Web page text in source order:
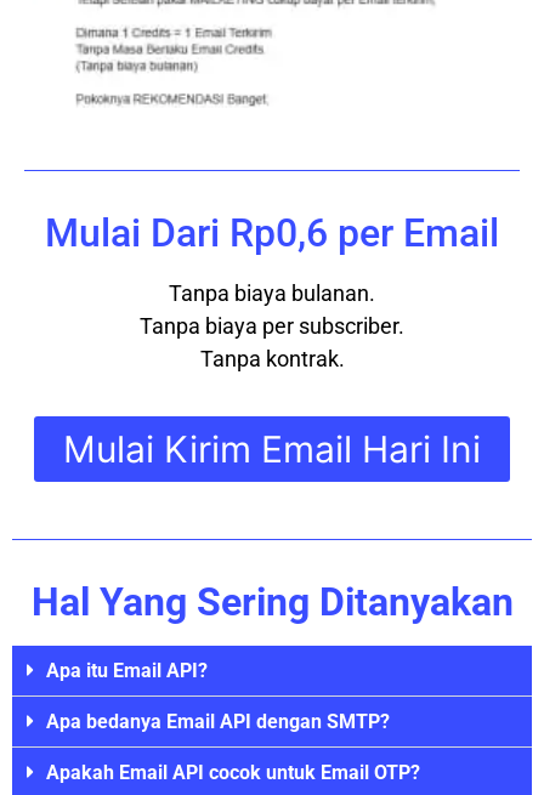
Mulai Dari Rp0,6 per Email
Tanpa biaya bulanan.
Tanpa biaya per subscriber.
Tanpa kontrak.
Mulai Kirim Email Hari Ini
Hal Yang Sering Ditanyakan
Apa itu Email API?
Apa bedanya Email API dengan SMTP?
Apakah Email API cocok untuk Email OTP?